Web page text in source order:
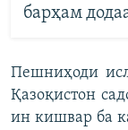
барҳам
Пешниҳоди
Қазоқистон
ин кишвар ба